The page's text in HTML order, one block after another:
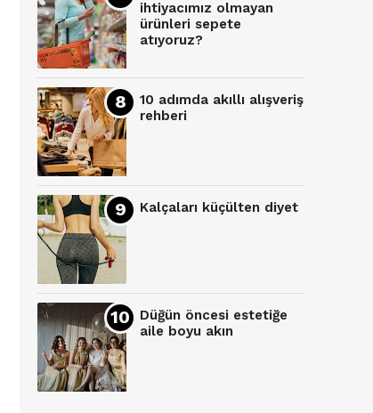
ihtiyacımız olmayan
ürünleri sepete
atıyoruz?
10 adımda akıllı alışveriş
rehberi
Kalçaları küçülten diyet
Düğün öncesi estetiğe
aile boyu akın